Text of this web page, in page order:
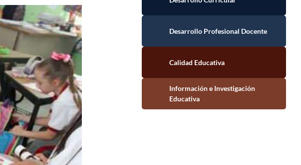
Información e Investigación Educativa